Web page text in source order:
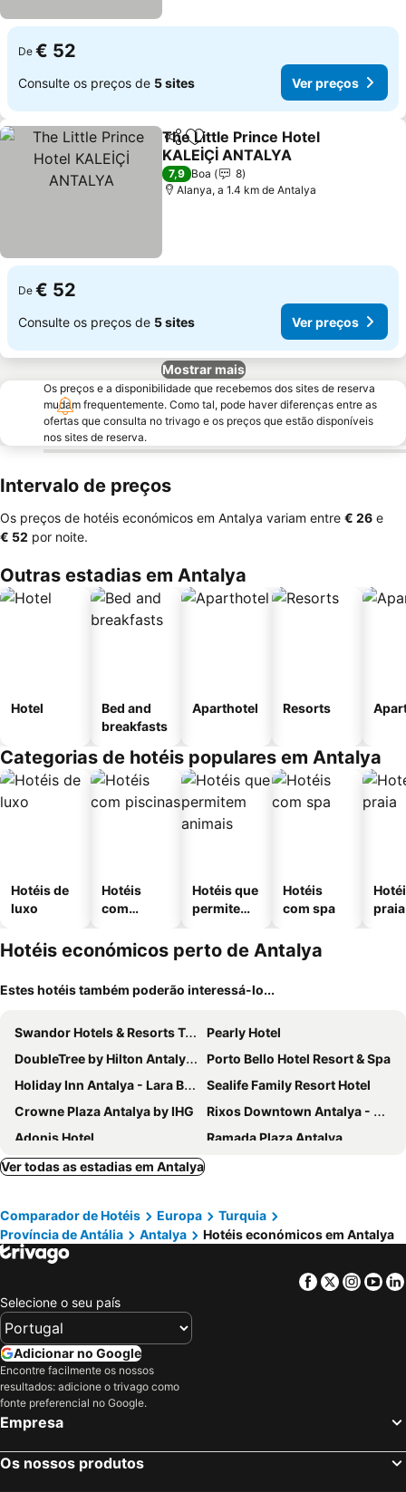
De € 52
Consulte os preços de 5 sites Ver preços
PartilharAdicionar aos favoritos
The Little Prince Hotel
KALEİÇİ ANTALYA
Ver preços
7,9 Boa
8
Alanya, a 1.4 km de Antalya
De € 52
Consulte os preços de 5 sites Ver preços
Mostrar mais
Os preços e a disponibilidade que recebemos dos sites de reserva
mudam frequentemente. Como tal, pode haver diferenças entre as
ofertas que consulta no trivago e os preços que estão disponíveis
nos sites de reserva.
Intervalo de preços
Os preços de hotéis económicos em Antalya variam entre ‎€ 26 e
‎€ 52 por noite.
Outras estadias em Antalya
Hotel
Bed and
breakfasts
Aparthotel Resorts
Categorias de hotéis populares em Antalya
Hotéis de
luxo
Hotéis
com
Hotéis que
permitem
Hotéis
com spa
praia
Hotéis económicos perto de Antalya
Estes hotéis também poderão interessá-lo...
Swandor Hotels & Resorts Topkapi Palace
Pearly Hotel
DoubleTree by Hilton Antalya City Centre
Porto Bello Hotel Resort & Spa
Holiday Inn Antalya - Lara By Ihg
Sealife Family Resort Hotel
Crowne Plaza Antalya by IHG
Rixos Downtown Antalya - The Land Of Legends Access
Adonis Hotel
Ramada Plaza Antalya
Megasaray Westbeach Antalya
Nex Royal Beach Hotel
Titanic Deluxe Golf Belek
Dosinia Luxury Resort
Maxx Royal Belek Golf Resort
Regnum The Crown
Prenses Sealine Beach Hotel
Nashira City Resort Hotel
Sunis Hotel Su
Özkaymak Falez Hotel
Grand Hotel Derin
Armella Hill Hotel
Delta Hotels Antalya Lara
Suite Laguna Otel
Lara Garden Hotel
Ver todas as estadias em Antalya
Comparador de Hotéis Europa
Turquia
Província de Antália
Antalya Hotéis económicos em Antalya
Facebook
Twitter
Selecione o seu país
Adicionar no Google
Encontre facilmente os nossos
resultados: adicione o trivago como
fonte preferencial no Google.
Empresa
Os nossos produtos